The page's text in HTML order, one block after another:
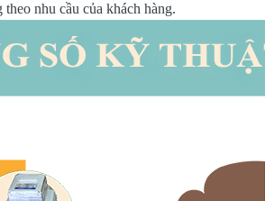
nhu cầu của khách hàng.